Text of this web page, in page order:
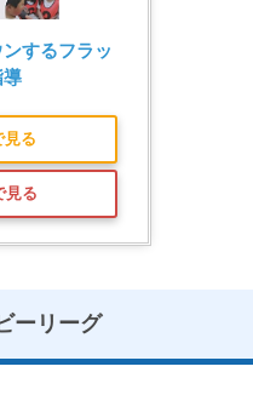
するフラッ
導
る
見る
ーリーグ